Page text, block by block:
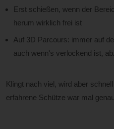
Erst schießen, wenn der
herum wirklich frei ist
Auf 3D Parcours: immer auf
auch wenn's verlockend ist,
Klingt nach viel, wird aber
erfahrene Schütze war mal